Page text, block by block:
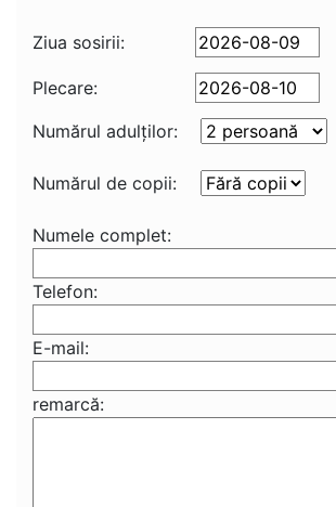
Ziua sosirii:
Plecare:
Numărul adulţilor:
Numărul de copii:
Numele complet:
Telefon:
E-mail:
remarcă: